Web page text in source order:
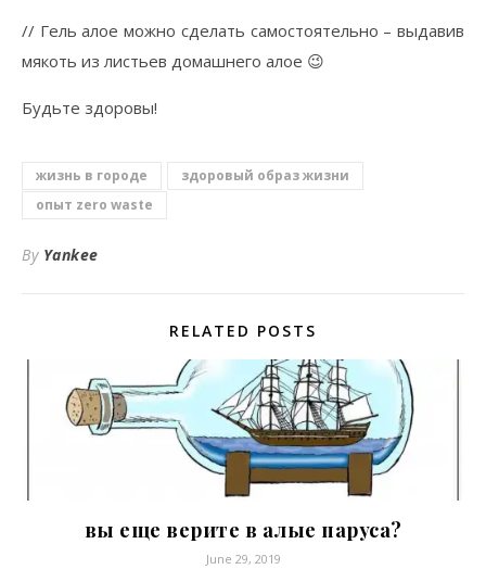
// Гель алое можно сделать самостоятельно – выдавив
мякоть из листьев домашнего алое 😉
Будьте здоровы!
жизнь в городе
здоровый образ жизни
опыт zero waste
By Yankee
RELATED POSTS
вы еще верите в алые паруса?
June 29, 2019